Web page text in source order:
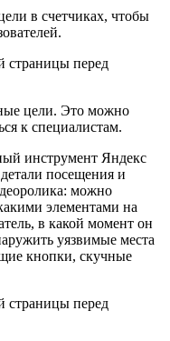
в счетчиках, чтобы
цели. Это можно
к специалистам.
инструмент Яндекс
посещения и
можно
элементами на
в какой момент он
уязвимые места
кнопки, скучные